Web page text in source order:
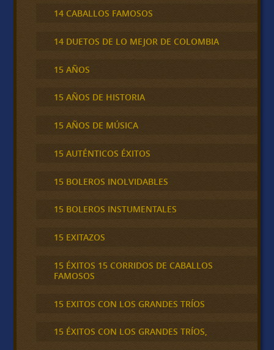
14 CABALLOS FAMOSOS
14 DUETOS DE LO MEJOR DE COLOMBIA
15 AÑOS
15 AÑOS DE HISTORIA
15 AÑOS DE MÚSICA
15 AUTÉNTICOS ÉXITOS
15 BOLEROS INOLVIDABLES
15 BOLEROS INSTUMENTALES
15 EXITAZOS
15 ÉXITOS 15 CORRIDOS DE CABALLOS
FAMOSOS
15 EXITOS CON LOS GRANDES TRÍOS
15 ÉXITOS CON LOS GRANDES TRÍOS,